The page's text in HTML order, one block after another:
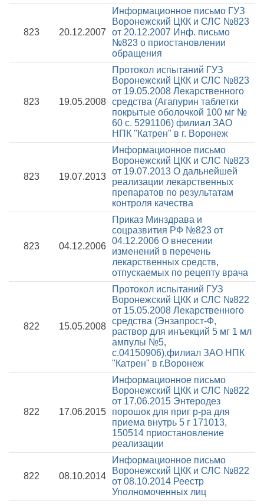
823 20.12.2007
Информационное письмо ГУЗ
Воронежский ЦКК и СЛС №823
от 20.12.2007 Инф. письмо
№823 о приостановлении
обращения
823 19.05.2008
Протокол испытаний ГУЗ
Воронежский ЦКК и СЛС №823
от 19.05.2008 Лекарственного
средства (Агапурин таблетки
покрытые оболочкой 100 мг №
60 с. 5291106) филиал ЗАО
НПК "Катрен" в г. Воронеж
823 19.07.2013
Информационное письмо
Воронежский ЦКК и СЛС №823
от 19.07.2013 О дальнейшей
реализации лекарственных
препаратов по результатам
контроля качества
823 04.12.2006
Приказ Минздрава и
соцразвития РФ №823 от
04.12.2006 О внесении
изменений в перечень
лекарственных средств,
отпускаемых по рецепту врача
822 15.05.2008
Протокол испытаний ГУЗ
Воронежский ЦКК и СЛС №822
от 15.05.2008 Лекарственного
средства (Энзапрост-Ф,
раствор для инъекций 5 мг 1 мл
ампулы №5,
с.04150906),филиал ЗАО НПК
"Катрен" в г.Воронеж
822 17.06.2015
Информационное письмо
Воронежский ЦКК и СЛС №822
от 17.06.2015 Энтеродез
порошок для приг р-ра для
приема внутрь 5 г 171013,
150514 приостановление
реализации
822 08.10.2014
Информационное письмо
Воронежский ЦКК и СЛС №822
от 08.10.2014 Реестр
Уполномоченных лиц